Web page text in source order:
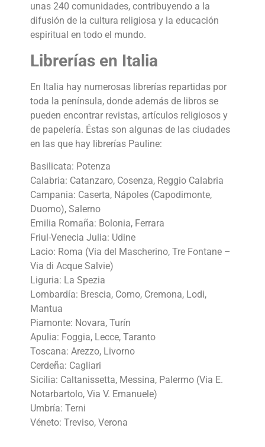
unas 240 comunidades, contribuyendo a la
difusión de la cultura religiosa y la educación
espiritual en todo el mundo.
Librerías en Italia
En Italia hay numerosas librerías repartidas por
toda la península, donde además de libros se
pueden encontrar revistas, artículos religiosos y
de papelería. Éstas son algunas de las ciudades
en las que hay librerías Pauline:
Basilicata: Potenza
Calabria: Catanzaro, Cosenza, Reggio Calabria
Campania: Caserta, Nápoles (Capodimonte,
Duomo), Salerno
Emilia Romaña: Bolonia, Ferrara
Friul-Venecia Julia: Udine
Lacio: Roma (Via del Mascherino, Tre Fontane –
Via di Acque Salvie)
Liguria: La Spezia
Lombardía: Brescia, Como, Cremona, Lodi,
Mantua
Piamonte: Novara, Turín
Apulia: Foggia, Lecce, Taranto
Toscana: Arezzo, Livorno
Cerdeña: Cagliari
Sicilia: Caltanissetta, Messina, Palermo (Via E.
Notarbartolo, Via V. Emanuele)
Umbría: Terni
Véneto: Treviso, Verona